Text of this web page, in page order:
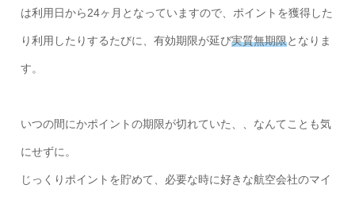
は利用日から24ヶ月となっていますので、ポイントを獲得した
り利用したりするたびに、有効期限が延び実質無期限となりま
す。
いつの間にかポイントの期限が切れていた、、なんてことも気
にせずに。
じっくりポイントを貯めて、必要な時に好きな航空会社のマイ